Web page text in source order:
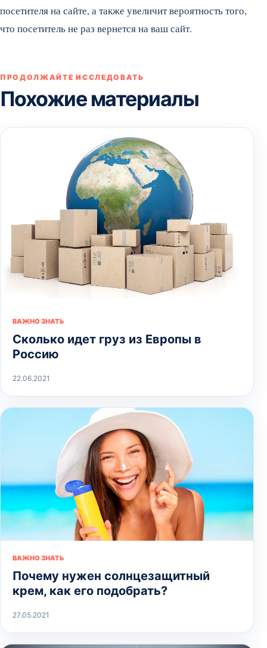
посетителя на сайте, а также увеличит вероятность того,
что посетитель не раз вернется на ваш сайт.
ПРОДОЛЖАЙТЕ ИССЛЕДОВАТЬ
Похожие материалы
ВАЖНО ЗНАТЬ
Сколько идет груз из Европы в
Россию
22.06.2021
ВАЖНО ЗНАТЬ
Почему нужен солнцезащитный
крем, как его подобрать?
27.05.2021